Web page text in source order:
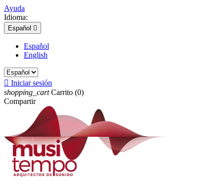
Ayuda
Idioma:
Español 
Español
English
 Iniciar sesión
shopping_cart Carrito (0)
Compartir